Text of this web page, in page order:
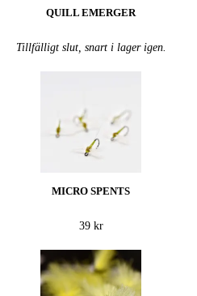
QUILL EMERGER
Tillfälligt slut, snart i lager igen.
MICRO SPENTS
39 kr